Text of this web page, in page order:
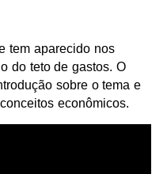
tem aparecido nos
do teto de gastos. O
sobre o tema e
econômicos.